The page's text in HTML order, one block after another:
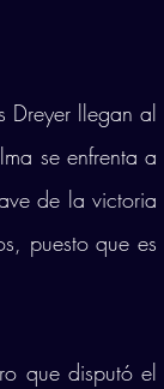
Dreyer llegan al
se enfrenta a
de la victoria
puesto que es
que disputó el